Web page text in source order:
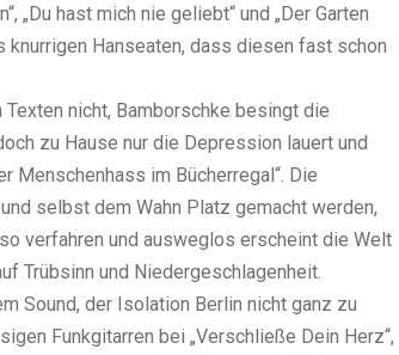
„Du hast mich nie geliebt“ und „Der Garten
knurrigen Hanseaten, dass diesen fast schon
nicht, Bamborschke besingt die
zu Hause nur die Depression lauert und
Menschenhass im Bücherregal“. Die
selbst dem Wahn Platz gemacht werden,
verfahren und ausweglos erscheint die Welt
Trübsinn und Niedergeschlagenheit.
Sound, der Isolation Berlin nicht ganz zu
Funkgitarren bei „Verschließe Dein Herz“,